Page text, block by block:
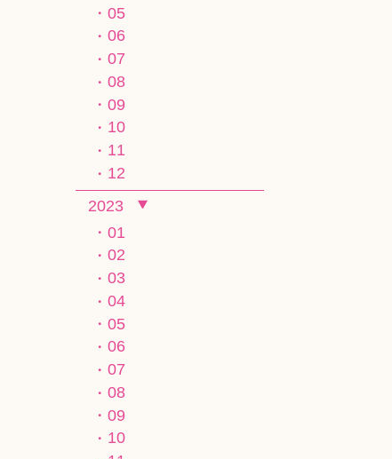
05
06
07
08
09
10
11
12
2023
01
02
03
04
05
06
07
08
09
10